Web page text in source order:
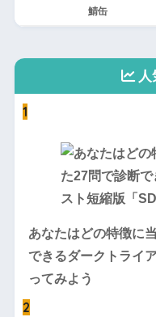
鯖缶
1
あなたはどの特徴に
できるダークトライ
ってみよう
2